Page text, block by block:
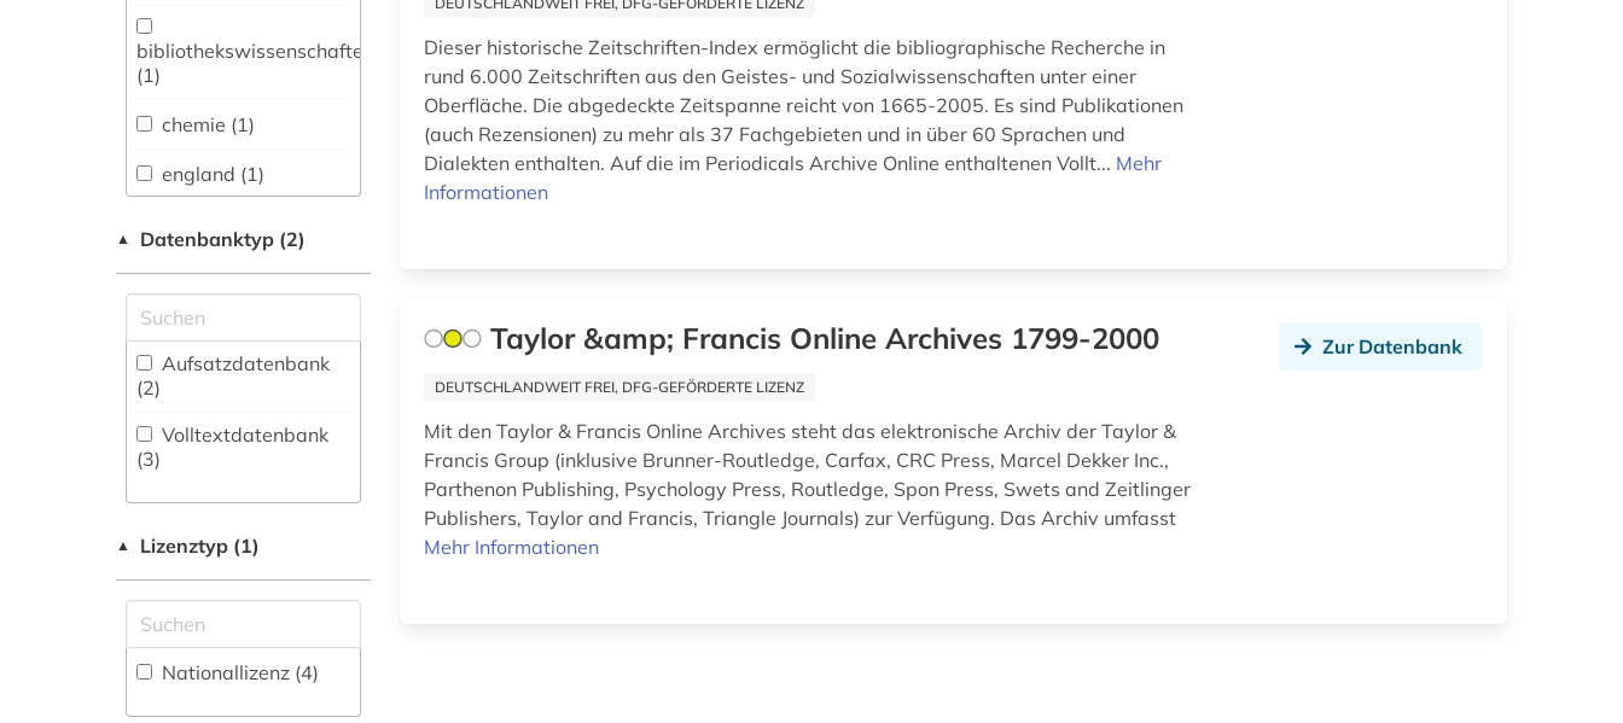
Bibliothekswesen,
Informationswissenschaft
Chemie und
Pharmazie (1)
Niederlandistik.
Geschichte (2)
Klassische
Philologie.
Mittellateinische und
Neugriechische
Musikwissenschaft
(1)
Pädagogik (4)
bibliothekswissenschaften
(1)
chemie (1)
england (1)
erziehungswissenschaften
(1)
geisteswissenschaften
(1)
informatik (1)
informationswissenschaften
(1)
ingenieurwissenschaften
(1)
▲ Datenbanktyp (2)
Aufsatzdatenbank
(2)
Volltextdatenbank
(3)
▲ Lizenztyp (1)
Nationallizenz (4)
Dieser historische Zeitschriften-Index ermöglicht die bibliographische Recherche in
rund 6.000 Zeitschriften aus den Geistes- und Sozialwissenschaften unter einer
Oberfläche. Die abgedeckte Zeitspanne reicht von 1665-2005. Es sind Publikationen
(auch Rezensionen) zu mehr als 37 Fachgebieten und in über 60 Sprachen und
Dialekten enthalten. Auf die im Periodicals Archive Online enthaltenen Vollt... Mehr
Informationen
Taylor &amp; Francis Online Archives 1799-2000
DEUTSCHLANDWEIT FREI, DFG-GEFÖRDERTE LIZENZ
Mit den Taylor & Francis Online Archives steht das elektronische Archiv der Taylor &
Francis Group (inklusive Brunner-Routledge, Carfax, CRC Press, Marcel Dekker Inc.,
Parthenon Publishing, Psychology Press, Routledge, Spon Press, Swets and Zeitlinger
Publishers, Taylor and Francis, Triangle Journals) zur Verfügung. Das Archiv umfasst
Mehr Informationen
Zur Datenbank